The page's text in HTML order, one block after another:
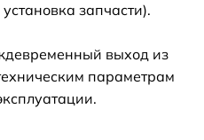
запчасти).
выход из
параметрам